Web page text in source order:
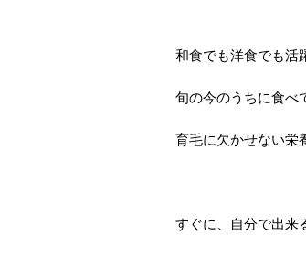
和食でも洋食でも活
旬の今のうちに食べ
育毛に欠かせない栄
すぐに、自分で出来